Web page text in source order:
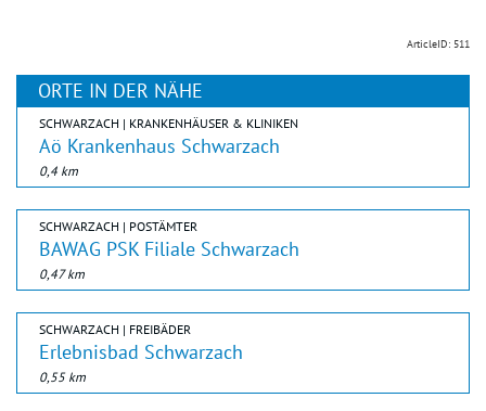
ArticleID: 511
ORTE IN DER NÄHE
SCHWARZACH | KRANKENHÄUSER & KLINIKEN
Aö Krankenhaus Schwarzach
0,4 km
SCHWARZACH | POSTÄMTER
BAWAG PSK Filiale Schwarzach
0,47 km
SCHWARZACH | FREIBÄDER
Erlebnisbad Schwarzach
0,55 km